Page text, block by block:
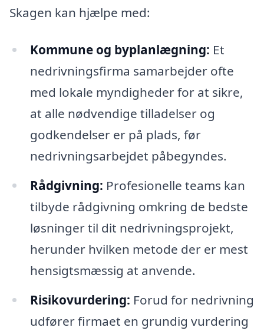
Skagen kan hjælpe med:
Kommune og byplanlægning: Et
nedrivningsfirma samarbejder ofte
med lokale myndigheder for at sikre,
at alle nødvendige tilladelser og
godkendelser er på plads, før
nedrivningsarbejdet påbegyndes.
Rådgivning: Profesionelle teams kan
tilbyde rådgivning omkring de bedste
løsninger til dit nedrivningsprojekt,
herunder hvilken metode der er mest
hensigtsmæssig at anvende.
Risikovurdering: Forud for nedrivning
udfører firmaet en grundig vurdering